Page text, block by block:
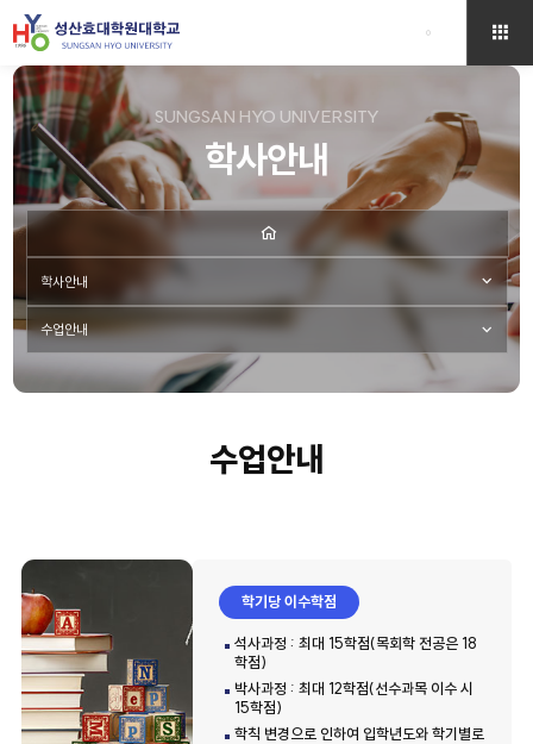
SUNGSAN HYO UNIVERSITY
학사안내
학사안내
수업안내
수업안내
학기당 이수학점
석사과정 : 최대 15학점(목회학 전공은 18
학점)
박사과정 : 최대 12학점(선수과목 이수 시
15학점)
학칙 변경으로 인하여 입학년도와 학기별로